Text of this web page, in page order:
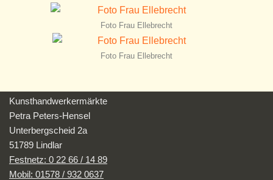
Foto Frau Ellebrecht
Foto Frau Ellebrecht
Kunsthandwerkermärkte
Petra Peters-Hensel
Unterbergscheid 2a
51789 Lindlar
Festnetz: 0 22 66 / 14 89
Mobil: 01578 / 932 0637